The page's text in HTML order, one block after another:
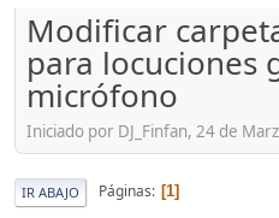
Modificar
para locuciones
micrófono
Iniciado por DJ_Finfan, 24 de
IR ABAJO Páginas 1